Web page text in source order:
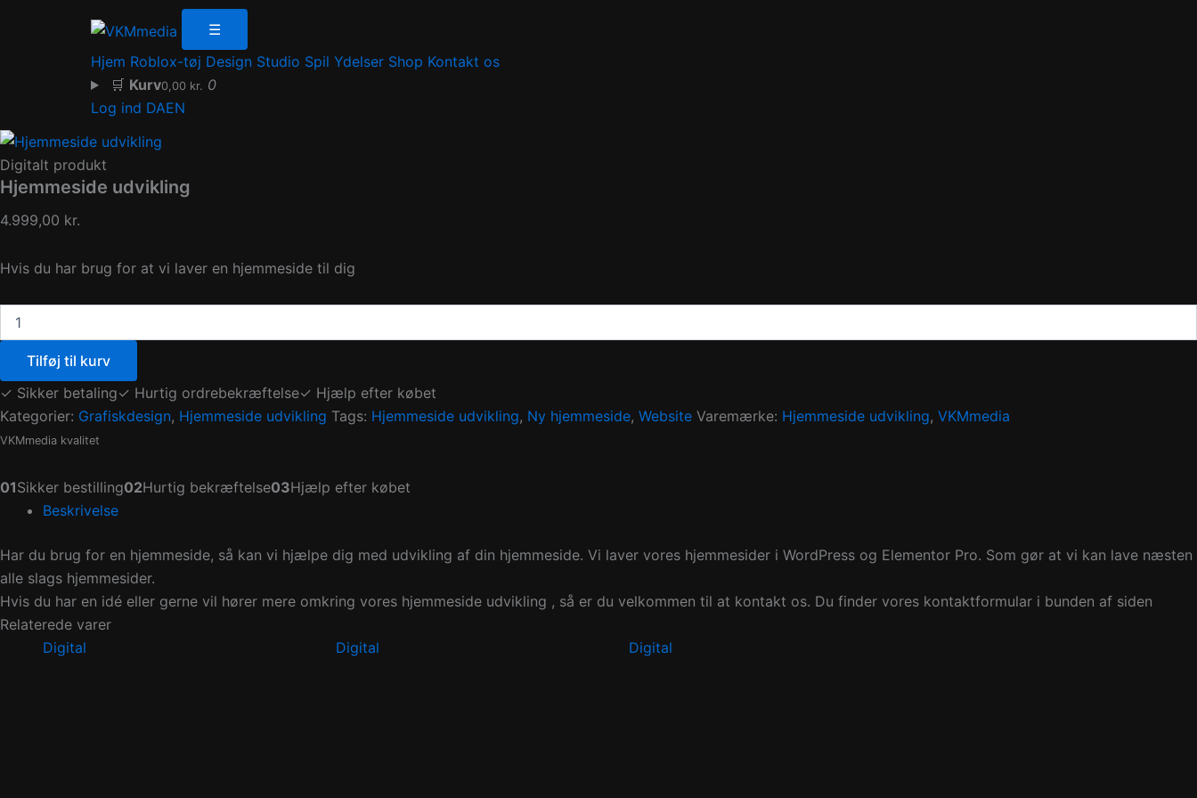
☰
Hjem Roblox-tøj Design Studio Spil Ydelser Shop Kontakt os
🛒 Kurv0,00 kr. 0
Log ind DAEN
Digitalt produkt
Hjemmeside udvikling
4.999,00 kr.
Hvis du har brug for at vi laver en hjemmeside til dig
Tilføj til kurv
✓ Sikker betaling✓ Hurtig ordrebekræftelse✓ Hjælp efter købet
Kategorier: Grafiskdesign, Hjemmeside udvikling Tags: Hjemmeside udvikling, Ny hjemmeside, Website Varemærke: Hjemmeside udvikling, VKMmedia
VKMmedia kvalitet
01Sikker bestilling02Hurtig bekræftelse03Hjælp efter købet
Beskrivelse
Har du brug for en hjemmeside, så kan vi hjælpe dig med udvikling af din hjemmeside. Vi laver vores hjemmesider i WordPress og Elementor Pro. Som gør at vi kan lave næsten
alle slags hjemmesider.
Hvis du har en idé eller gerne vil hører mere omkring vores hjemmeside udvikling , så er du velkommen til at kontakt os. Du finder vores kontaktformular i bunden af siden
Relaterede varer
Digital
Digital Digital